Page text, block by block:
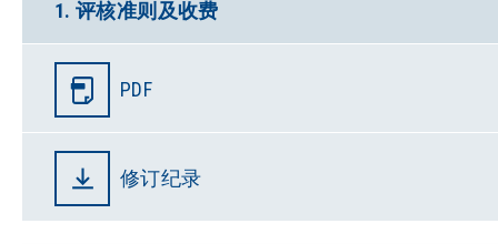
1. 评核准则及收费
PDF
修订纪录